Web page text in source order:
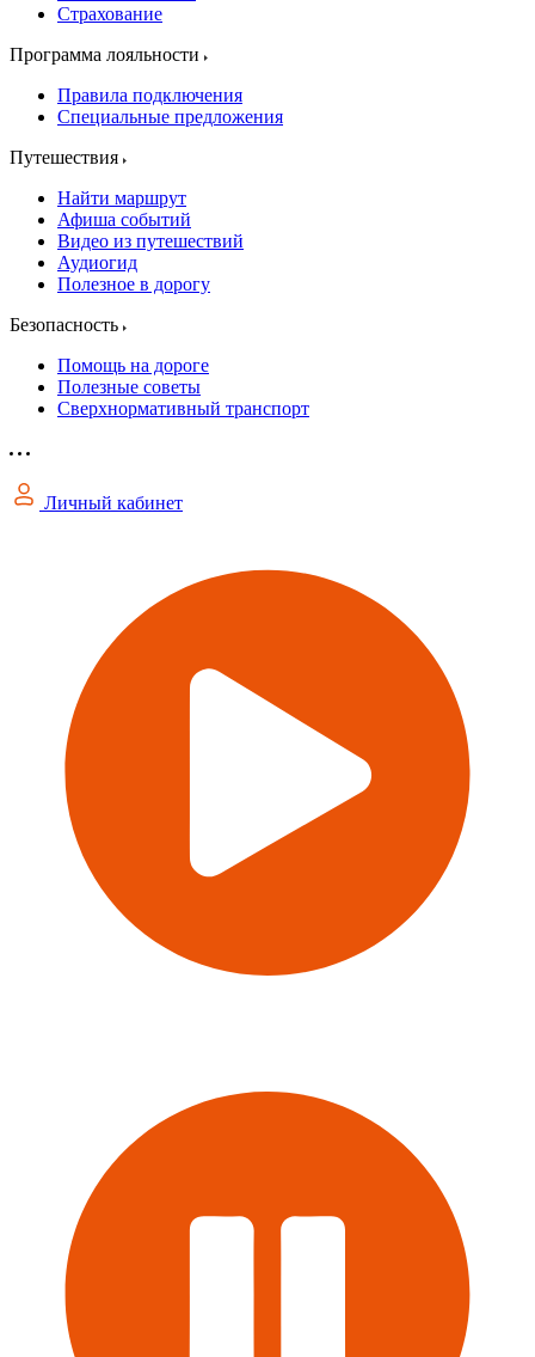
Страхование
Программа лояльности
Правила подключения
Специальные предложения
Путешествия
Найти маршрут
Афиша событий
Видео из путешествий
Аудиогид
Полезное в дорогу
Безопасность
Помощь на дороге
Полезные советы
Сверхнормативный транспорт
Личный кабинет